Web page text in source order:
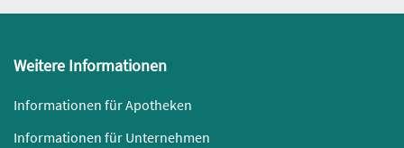
Weitere Informationen
Informationen für Apotheken
Informationen für Unternehmen